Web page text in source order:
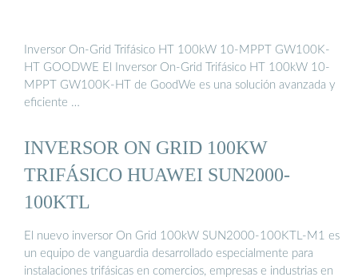
Inversor On-Grid Trifásico HT 100kW 10-MPPT GW100K-
HT GOODWE El Inversor On-Grid Trifásico HT 100kW 10-
MPPT GW100K-HT de GoodWe es una solución avanzada y
eficiente …
INVERSOR ON GRID 100KW
TRIFÁSICO HUAWEI SUN2000-
100KTL
El nuevo inversor On Grid 100kW SUN2000-100KTL-M1 es
un equipo de vanguardia desarrollado especialmente para
instalaciones trifásicas en comercios, empresas e industrias en